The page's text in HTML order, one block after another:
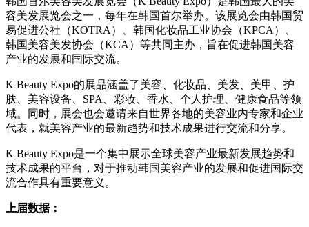
容美发展览会之一，每年在韩国首尔举办。该展览会由韩国贸
易促进公社（KOTRA）、韩国化妆品工业协会（KPCA）、
韩国美容美发协会（KCA）等共同主办，旨在促进韩国美容
产业的发展和国际交流。
K Beauty Expo的展品涵盖了美容、化妆品、美发、美甲、护
肤、美容设备、SPA、彩妆、香水、个人护理、健康食品等领
域。同时，展会也会邀请来自世界各地的美容业内专家和企业
代表，就美容产业的最新趋势和技术成果进行交流和分享。
K Beauty Expo是一个集中展示全球美容产业最新发展趋势和
技术成果的平台，对于推动韩国美容产业的发展和促进国际交
流合作具有重要意义。
上届数据：